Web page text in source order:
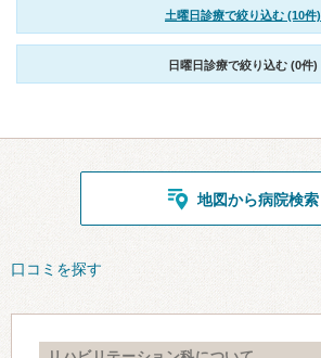
土曜日診療で絞り込む (10件)
日曜日診療で絞り込む (0件)
地図から病院検索
口コミを探す